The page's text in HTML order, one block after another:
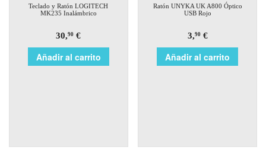
Teclado y Ratón LOGITECH
MK235 Inalámbrico
30,90 €
Añadir al carrito
Ratón UNYKA UK A800 Óptico
USB Rojo
3,90€
Añadir al carrito